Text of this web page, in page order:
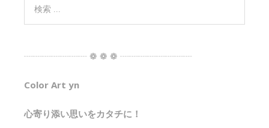
┈┈┈┈┈┈┈ ❁ ❁ ❁ ┈┈┈┈┈┈┈┈
Color Art yn
心寄り添い思いをカタチに！